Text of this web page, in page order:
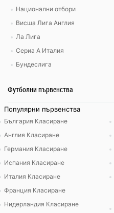
Национални отбори
Висша Лига Англия
Ла Лига
Сериа А Италия
Бундеслига
Футболни първенства
Популярни първенства
България Класиране
Англия Класиране
Германия Класиране
Испания Класиране
Италия Класиране
Франция Класиране
Нидерландия Класиране